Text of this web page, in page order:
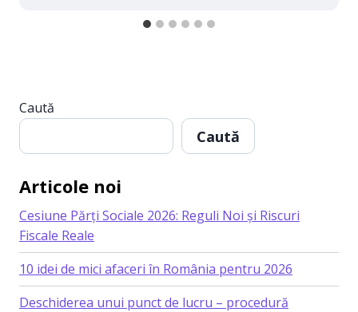
Caută
Caută
Articole noi
Cesiune Părți Sociale 2026: Reguli Noi și Riscuri
Fiscale Reale
10 idei de mici afaceri în România pentru 2026
Deschiderea unui punct de lucru – procedură